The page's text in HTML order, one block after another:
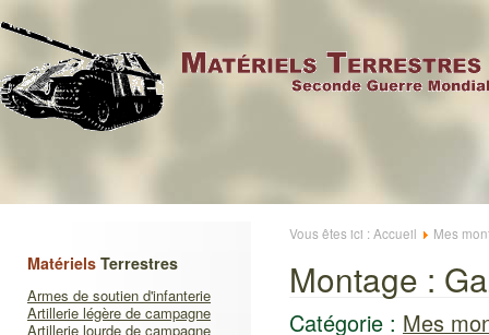
Matériels Terrestres
Armes de soutien d'infanterie
Artillerie légère de campagne
Artillerie lourde de campagne
Vous êtes ici : Accueil Mes
Montage :
Catégorie : Mes